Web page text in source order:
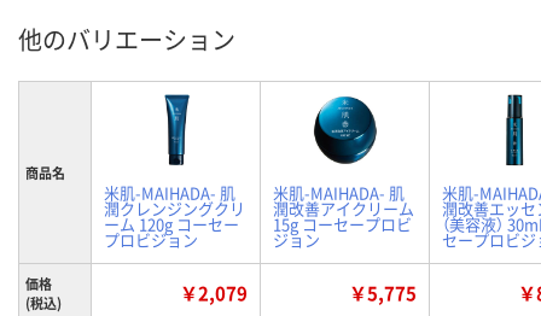
他のバリエーション
商品名
米肌-MAIHADA- 肌
潤クレンジングクリ
ーム 120g コーセー
プロビジョン
米肌-MAIHADA- 肌
潤改善アイクリーム
15g コーセープロビ
ジョン
米肌-
潤改善エッセ
（美容液）
セープロビジ
価格
(税込)
￥2,079 ￥5,775